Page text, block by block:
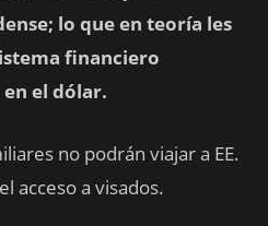
lo que en teoría les
financiero
el dólar.
no podrán viajar a EE.
acceso a visados.